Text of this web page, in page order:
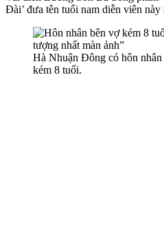
Đài’ đưa tên tuổi nam diễn viên
Hà Nhuận Đông có hôn nhân
kém 8 tuổi.